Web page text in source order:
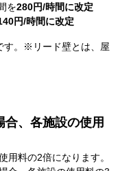
280円/時間に改定
円/時間に改定
。※リード壁とは、屋
、各施設の使用
用料の2倍になります。